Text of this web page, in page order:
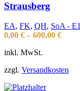
Strausberg
EA, FK, QH, SoA - E1
0,00 € – 600,00 €
inkl. MwSt.
zzgl. Versandkosten